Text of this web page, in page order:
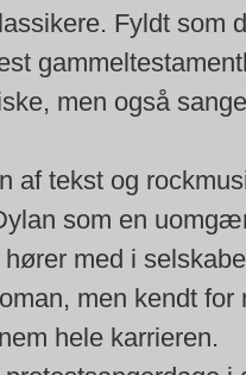
Fyldt som
men også
af tekst og
som en
med i
men kendt
hele karrieren.